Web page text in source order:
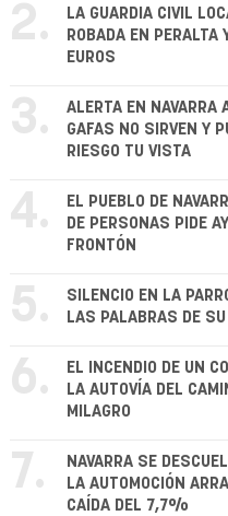
2.
LA GUARDIA CIVIL
ROBADA EN
EUROS
3.
ALERTA EN NAVARRA
GAFAS NO SIRVEN Y
RIESGO TU VISTA
4.
EL PUEBLO DE
DE PERSONAS PIDE
FRONTÓN
5.
SILENCIO EN LA
LAS PALABRAS DE
6.
EL INCENDIO DE UN
LA AUTOVÍA DEL
MILAGRO
7.
NAVARRA SE
LA AUTOMOCIÓN
CAÍDA DEL 7,7%